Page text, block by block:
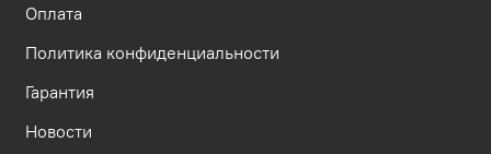
Оплата
Политика конфиденциальности
Гарантия
Новости